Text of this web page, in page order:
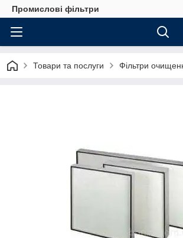
Промислові фільтри
Товари та послуги Фільтри